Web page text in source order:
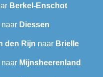
Berkel-Enschot
naar Diessen
den Rijn naar Brielle
naar Mijnsheerenland